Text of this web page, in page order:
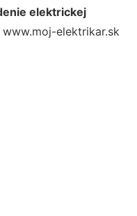
elektrickej
www.moj-elektrikar.sk